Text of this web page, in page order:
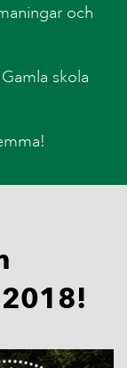
och
skola